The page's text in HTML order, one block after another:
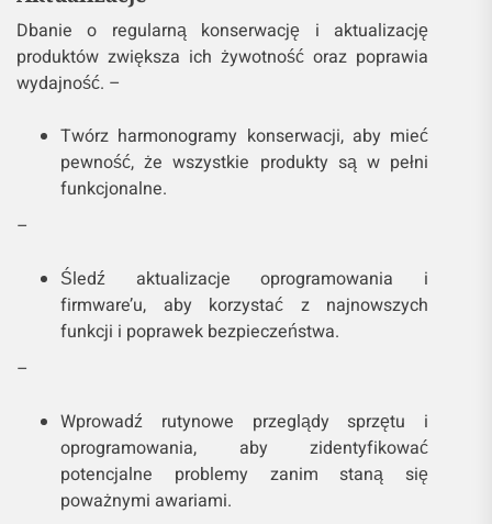
Dbanie o regularną konserwację i aktualizację
produktów zwiększa ich żywotność oraz poprawia
wydajność. –
Twórz harmonogramy konserwacji, aby mieć
pewność, że wszystkie produkty są w pełni
funkcjonalne.
–
Śledź aktualizacje oprogramowania i
firmware’u, aby korzystać z najnowszych
funkcji i poprawek bezpieczeństwa.
–
Wprowadź rutynowe przeglądy sprzętu i
oprogramowania, aby zidentyfikować
potencjalne problemy zanim staną się
poważnymi awariami.